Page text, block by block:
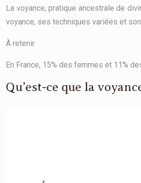
La voyance, pratique ancestrale de
voyance, ses techniques variées et
À retenir
En France, 15% des femmes et 11%
Qu’est-ce que la